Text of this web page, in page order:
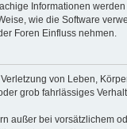
Informationen
wie die Software
Foren Einfluss nehmen.
von Leben,
grob fahrlässiges
außer bei vorsätzlichem